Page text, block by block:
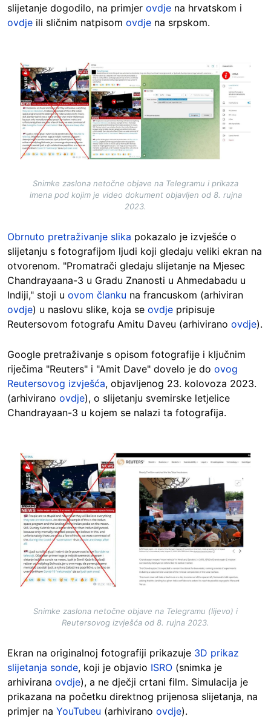
slijetanje dogodilo, na primjer ovdje na hrvatskom i
ovdje ili sličnim natpisom ovdje na srpskom.
Image
Snimke zaslona netočne objave na Telegramu i prikaza
imena pod kojim je video dokument objavljen od 8. rujna
2023.
Obrnuto pretraživanje slika pokazalo je izvješće o
slijetanju s fotografijom ljudi koji gledaju veliki ekran na
otvorenom. "Promatrači gledaju slijetanje na Mjesec
Chandrayaana-3 u Gradu Znanosti u Ahmedabadu u
Indiji," stoji u ovom članku na francuskom (arhiviran
ovdje) u naslovu slike, koja se ovdje pripisuje
Reutersovom fotografu Amitu Daveu (arhivirano ovdje).
Google pretraživanje s opisom fotografije i ključnim
riječima "Reuters" i "Amit Dave" dovelo je do ovog
Reutersovog izvješća, objavljenog 23. kolovoza 2023.
(arhivirano ovdje), o slijetanju svemirske letjelice
Chandrayaan-3 u kojem se nalazi ta fotografija.
Image
Snimke zaslona netočne objave na Telegramu (lijevo) i
Reutersovog izvješća od 8. rujna 2023.
Ekran na originalnoj fotografiji prikazuje 3D prikaz
slijetanja sonde, koji je objavio ISRO (snimka je
arhivirana ovdje), a ne dječji crtani film. Simulacija je
prikazana na početku direktnog prijenosa slijetanja, na
primjer na YouTubeu (arhivirano ovdje).